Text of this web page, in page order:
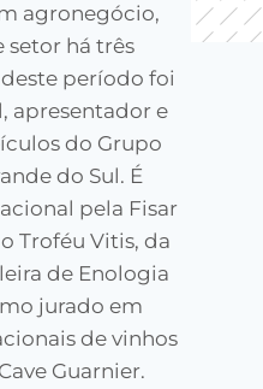
agronegócio,
setor há três
período foi
apresentador e
do Grupo
do Sul. É
pela Fisar
Troféu Vitis, da
de Enologia
jurado em
de vinhos
Guarnier.